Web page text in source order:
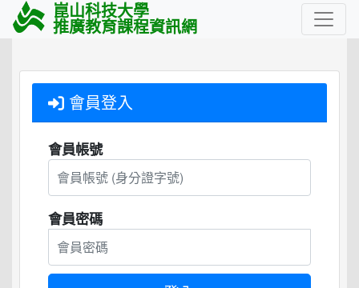
崑山科技大學
推廣教育課程資訊網
會員登入
會員帳號
會員密碼